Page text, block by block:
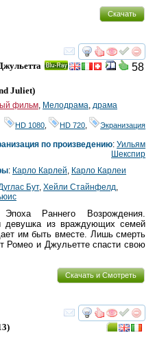
Скачать
смотреть
58
Juliet)
фильм, Мелодрама, драма
HD 1080 HD 720 Экранизация
по произведению:Уильям
Шекспир
: Карло Карлей, Карло Карлеи
Бут, Хейли Стайнфелд,
Эпоха Раннего Возрождения.
из враждующих семей
им быть вместе. Лишь смерть
Ромео и Джульетте спасти свою
Скачать и Смотреть
смотреть